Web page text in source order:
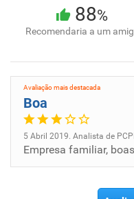
88%
Recomendaria a um
Avaliação mais destacada
Boa
5 Abril 2019. Analista de
Empresa familiar,